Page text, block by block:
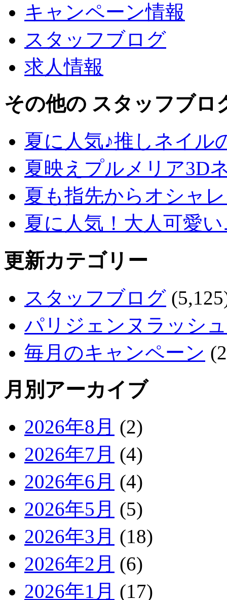
キャンペーン情報
スタッフブログ
求人情報
その他の スタッフブロ
夏に人気♪推しネイル
夏映えプルメリア3D
夏も指先からオシャ
夏に人気！大人可愛
更新カテゴリー
スタッフブログ
パリジェンヌラッシ
毎月のキャンペーン
月別アーカイブ
2026年8月 (2)
2026年7月 (4)
2026年6月 (4)
2026年5月 (5)
2026年3月 (18)
2026年2月 (6)
2026年1月 (17)